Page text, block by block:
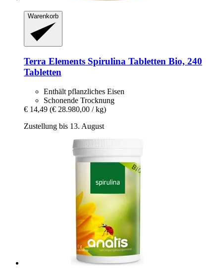
Warenkorb
Terra Elements Spirulina Tabletten Bio, 240
Tabletten
Enthält pflanzliches Eisen
Schonende Trocknung
€ 14,49 (€ 28.980,00 / kg)
Zustellung bis 13. August